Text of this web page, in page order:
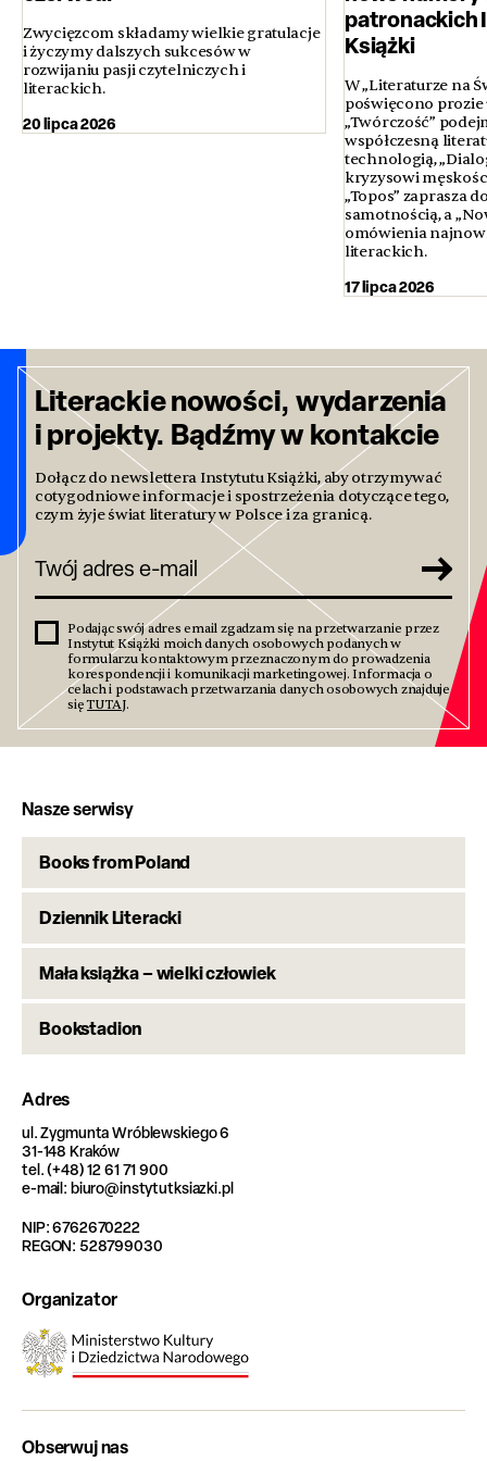
Zwycięzcom składamy wielkie gratulacje
i życzymy dalszych sukcesów w
rozwijaniu pasji czytelniczych i
literackich.
20 lipca 2026
Książki
W „Literaturze na
poświęcono prozie
„Twórczość”
współczesną
technologią,
kryzysowi
„Topos” zaprasza
samotnością, a
omówienia
literackich.
17 lipca 2026
Literackie nowości, wydarzenia
i projekty. Bądźmy w kontakcie
Dołącz do newslettera Instytutu Książki, aby otrzymywać
cotygodniowe informacje i spostrzeżenia dotyczące tego,
czym żyje świat literatury w Polsce i za granicą.
Podając swój adres email zgadzam się na przetwarzanie przez
Instytut Książki moich danych osobowych podanych w
formularzu kontaktowym przeznaczonym do prowadzenia
korespondencji i komunikacji marketingowej. Informacja o
celach i podstawach przetwarzania danych osobowych znajduje
sięTUTAJ.
Nasze serwisy
Books from Poland
Dziennik Literacki
Mała książka – wielki człowiek
Bookstadion
Adres
ul. Zygmunta Wróblewskiego 6
31-148 Kraków
tel. (+48) 12 61 71 900
e-mail: biuro@instytutksiazki.pl
NIP: 6762670222
REGON: 528799030
Organizator
Obserwuj nas